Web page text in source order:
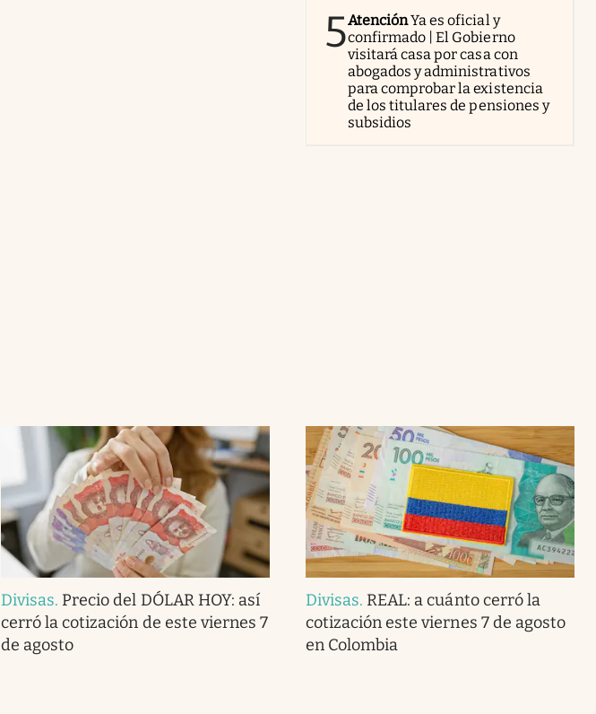
5AtenciónYa es oficial y
confirmado | El Gobierno
visitará casa por casa con
abogados y administrativos
para comprobar la existencia
de los titulares de pensiones y
subsidios
Divisas. Precio del DÓLAR HOY: así
cerró la cotización de este viernes 7
de agosto
Divisas. REAL: a cuánto cerró la
cotización este viernes 7 de agosto
en Colombia